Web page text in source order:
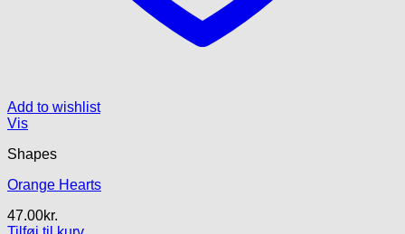
Add to wishlist
Vis
Shapes
Orange Hearts
47.00kr.